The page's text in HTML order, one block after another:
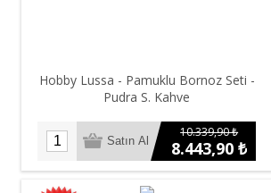
Hobby Lussa - Pamuklu Bornoz Seti -
Pudra S. Kahve
10.339,90 ₺
8.443,90 ₺